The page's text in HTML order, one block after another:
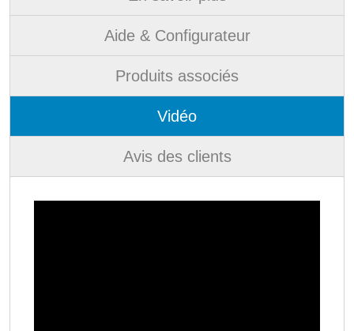
Aide & Configurateur
Produits associés
Vidéo
Avis des clients